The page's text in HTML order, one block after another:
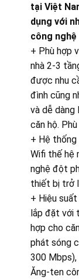
tại Việt
dụng với
công nghệ
+ Phù hợp
nhà 2-3
được nhu
đình cũng
và dễ dàng
căn hộ.
+ Hệ thống
Wifi thế hệ
nghệ đột
thiết bị trở
+ Hiệu
lắp đặt với
hợp cho
phát sóng
300 Mbps),
Ăng-ten